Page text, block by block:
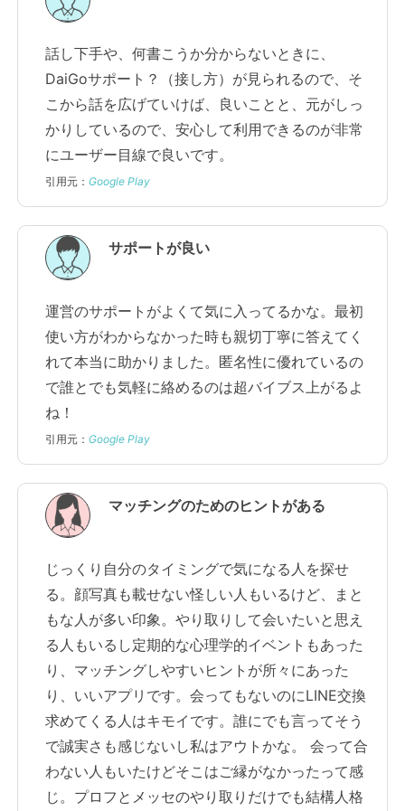
話し下手や、何書こうか分からないときに、
DaiGoサポート？（接し方）が見られるので、そ
こから話を広げていけば、良いことと、元がしっ
かりしているので、安心して利用できるのが非常
にユーザー目線で良いです。
引用元： Google Play
サポートが良い
運営のサポートがよくて気に入ってるかな。最初
使い方がわからなかった時も親切丁寧に答えてく
れて本当に助かりました。匿名性に優れているの
で誰とでも気軽に絡めるのは超バイブス上がるよ
ね！
引用元： Google Play
マッチングのためのヒントがある
じっくり自分のタイミングで気になる人を探せ
る。顔写真も載せない怪しい人もいるけど、まと
もな人が多い印象。やり取りして会いたいと思え
る人もいるし定期的な心理学的イベントもあった
り、マッチングしやすいヒントが所々にあった
り、いいアプリです。会ってもないのにLINE交換
求めてくる人はキモイです。誰にでも言ってそう
で誠実さも感じないし私はアウトかな。 会って合
わない人もいたけどそこはご縁がなかったって感
じ。プロフとメッセのやり取りだけでも結構人格